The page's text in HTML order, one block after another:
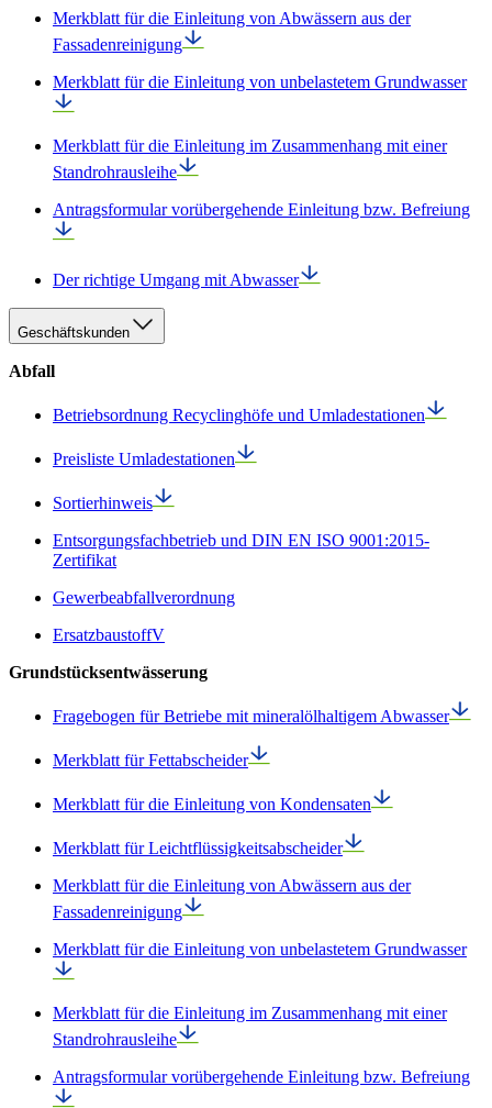
Merkblatt für die Einleitung von Abwässern aus der
Fassadenreinigung
Merkblatt für die Einleitung von unbelastetem Grundwasser
Merkblatt für die Einleitung im Zusammenhang mit einer
Standrohrausleihe
Antragsformular vorübergehende Einleitung bzw. Befreiung
Der richtige Umgang mit Abwasser
Geschäftskunden
Abfall
Betriebsordnung Recyclinghöfe und Umladestationen
Preisliste Umladestationen
Sortierhinweis
Entsorgungsfachbetrieb und DIN EN ISO 9001:2015-
Zertifikat
Gewerbeabfallverordnung
ErsatzbaustoffV
Grundstücksentwässerung
Fragebogen für Betriebe mit mineralölhaltigem Abwasser
Merkblatt für Fettabscheider
Merkblatt für die Einleitung von Kondensaten
Merkblatt für Leichtflüssigkeitsabscheider
Merkblatt für die Einleitung von Abwässern aus der
Fassadenreinigung
Merkblatt für die Einleitung von unbelastetem Grundwasser
Merkblatt für die Einleitung im Zusammenhang mit einer
Standrohrausleihe
Antragsformular vorübergehende Einleitung bzw. Befreiung